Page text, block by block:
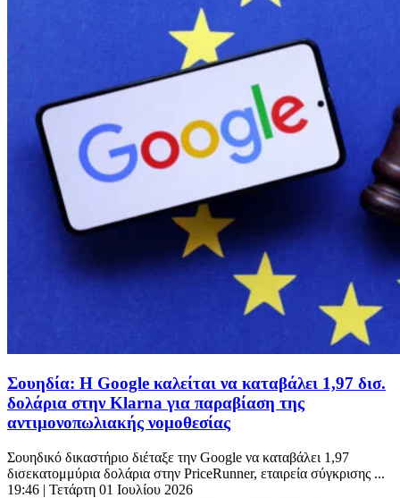
Σουηδία: Η Google καλείται να καταβάλει 1,97 δισ.
δολάρια στην Klarna για παραβίαση της
αντιμονοπωλιακής νομοθεσίας
Σουηδικό δικαστήριο διέταξε την Google να καταβάλει 1,97
δισεκατομμύρια δολάρια στην PriceRunner, εταιρεία σύγκρισης ...
19:46 | Τετάρτη 01 Ιουλίου 2026